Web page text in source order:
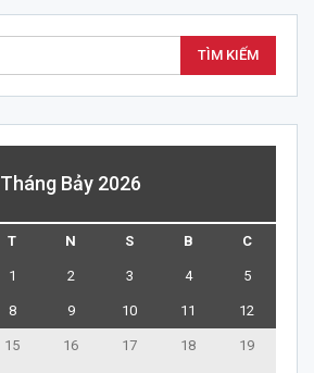
Tháng Bảy 2026
T N S B C
1 2 3 4 5
8 9 10 11 12
15 16 17 18 19